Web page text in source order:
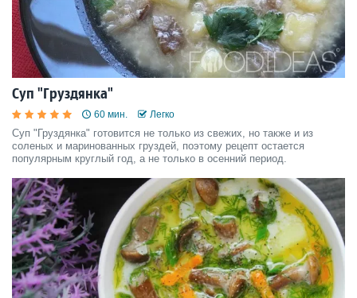
Суп "Груздянка"
60 мин. Легко
Суп "Груздянка" готовится не только из свежих, но также и из
соленых и маринованных груздей, поэтому рецепт остается
популярным круглый год, а не только в осенний период.